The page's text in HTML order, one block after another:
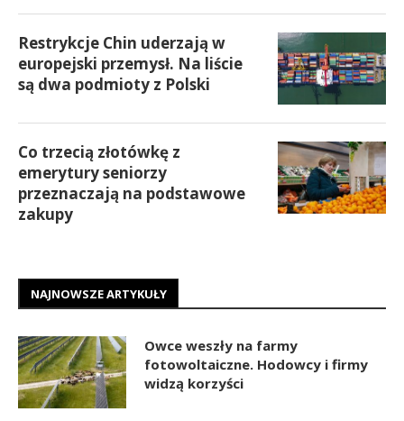
Restrykcje Chin uderzają w
europejski przemysł. Na liście
są dwa podmioty z Polski
Co trzecią złotówkę z
emerytury seniorzy
przeznaczają na podstawowe
zakupy
NAJNOWSZE ARTYKUŁY
Owce weszły na farmy
fotowoltaiczne. Hodowcy i firmy
widzą korzyści